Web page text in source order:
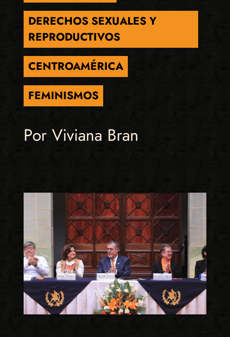
DERECHOS SEXUALES Y
REPRODUCTIVOS
CENTROAMÉRICA
FEMINISMOS
Por Viviana Bran